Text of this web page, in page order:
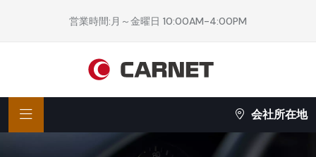
営業時間:月～金曜日 10:00AM-4:00PM
会社所在地